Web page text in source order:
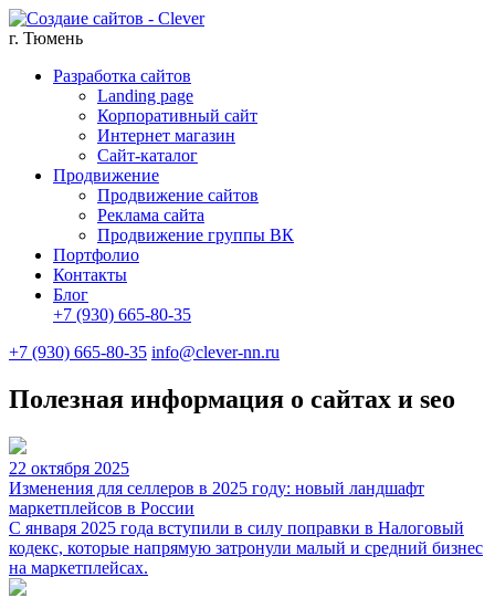
г. Тюмень
Разработка сайтов
Landing page
Корпоративный сайт
Интернет магазин
Сайт-каталог
Продвижение
Продвижение сайтов
Реклама сайта
Продвижение группы ВК
Портфолио
Контакты
Блог
+7 (930) 665-80-35
+7 (930) 665-80-35 info@clever-nn.ru
Полезная информация о сайтах и seo
22 октября 2025
Изменения для селлеров в 2025 году: новый ландшафт
маркетплейсов в России
С января 2025 года вступили в силу поправки в Налоговый
кодекс, которые напрямую затронули малый и средний бизнес
на маркетплейсах.